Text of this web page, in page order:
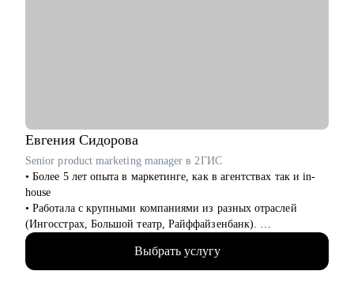
Евгения Сидорова
Senior product marketing manager в 2ГИС
• Более 5 лет опыта в маркетинге, как в агентствах так и in-
house
• Работала с крупными компаниями из разных отраслей
(Ингосстрах, Большой театр, Райффайзенбанк).
• Вывела криптовалютный стартап на американский рынок с
• Сейчас отвечаю за маркетинговую стратегию Поиска и AI
Выбрать услугу